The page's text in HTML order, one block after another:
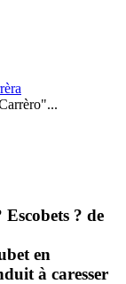
Escobets ? de
en
à caresser